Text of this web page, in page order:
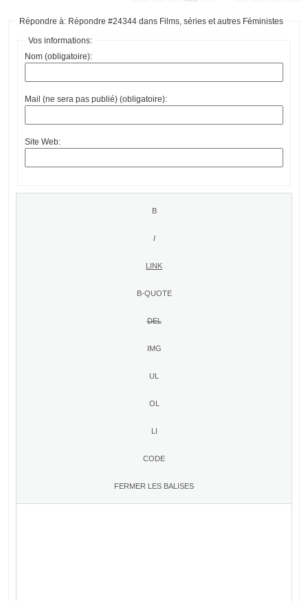
Répondre à: Répondre #24344 dans Films, séries et autres Féministes
Vos informations:
Nom (obligatoire):
Mail (ne sera pas publié) (obligatoire):
Site Web: